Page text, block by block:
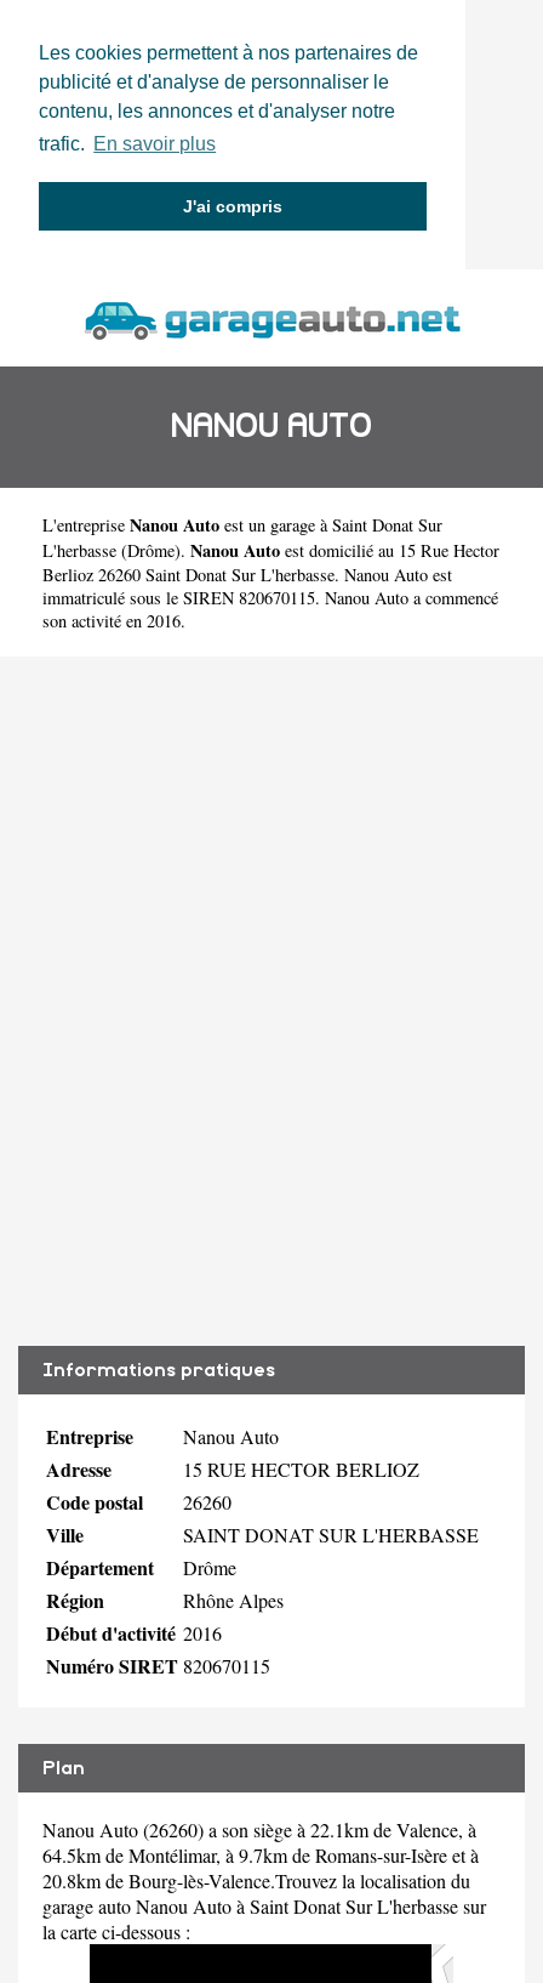
Les cookies permettent à nos partenaires de
publicité et d'analyse de personnaliser le
contenu, les annonces et d'analyser notre
trafic. En savoir plus
J'ai compris
NANOU AUTO
L'entreprise Nanou Auto est un garage à Saint Donat Sur
L'herbasse (Drôme). Nanou Auto est domicilié au 15 Rue Hector
Berlioz 26260 Saint Donat Sur L'herbasse. Nanou Auto est
immatriculé sous le SIREN 820670115. Nanou Auto a commencé
son activité en 2016.
Informations pratiques
Entreprise Nanou Auto
Adresse 15 RUE HECTOR BERLIOZ
Code postal 26260
Ville SAINT DONAT SUR L'HERBASSE
Département Drôme
Région Rhône Alpes
Début d'activité 2016
Numéro SIRET 820670115
Plan
Nanou Auto (26260) a son siège à 22.1km de Valence, à
64.5km de Montélimar, à 9.7km de Romans-sur-Isère et à
20.8km de Bourg-lès-Valence.Trouvez la localisation du
garage auto Nanou Auto à Saint Donat Sur L'herbasse sur
la carte ci-dessous :